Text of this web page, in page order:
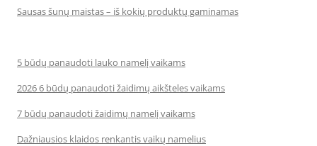
Sausas šunų maistas – iš kokių produktų gaminamas
5 būdų panaudoti lauko namelį vaikams
2026 6 būdų panaudoti žaidimų aikšteles vaikams
7 būdų panaudoti žaidimų namelį vaikams
Dažniausios klaidos renkantis vaikų namelius